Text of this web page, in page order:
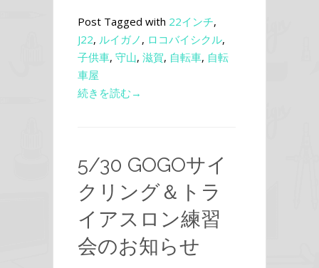
Post Tagged with 22インチ,
J22, ルイガノ , ロコバイシクル,
子供車, 守山, 滋賀, 自転車, 自転
車屋
続きを読む→
5/30 GOGOサイ
クリング＆トラ
イアスロン練習
会のお知らせ